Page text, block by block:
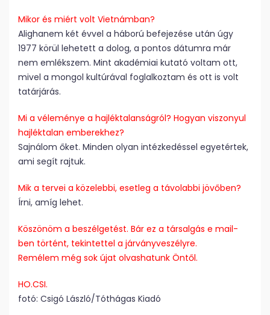
Mikor és miért volt Vietnámban?
Alighanem két évvel a háború befejezése után úgy
1977 körül lehetett a dolog, a pontos dátumra már
nem emlékszem. Mint akadémiai kutató voltam ott,
mivel a mongol kultúrával foglalkoztam és ott is volt
tatárjárás.
Mi a véleménye a hajléktalanságról? Hogyan viszonyul
hajléktalan emberekhez?
Sajnálom őket. Minden olyan intézkedéssel egyetértek,
ami segít rajtuk.
Mik a tervei a közelebbi, esetleg a távolabbi jövőben?
Írni, amíg lehet.
Köszönöm a beszélgetést. Bár ez a társalgás e mail-
ben történt, tekintettel a járványveszélyre.
Remélem még sok újat olvashatunk Öntől.
HO.CSI.
fotó: Csigó László/Tóthágas Kiadó